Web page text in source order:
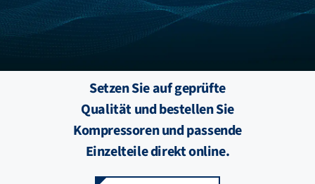
BLOG
KATALOGE
Setzen Sie auf geprüfte
Qualität und bestellen Sie
Kompressoren und passende
Einzelteile direkt online.